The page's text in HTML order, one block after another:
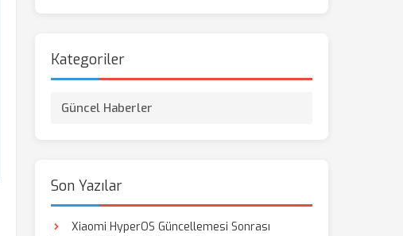
Kategoriler
Güncel Haberler
Son Yazılar
Xiaomi HyperOS Güncellemesi Sonrası